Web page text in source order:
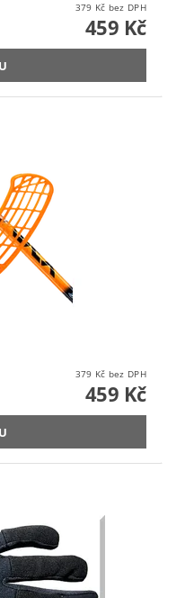
379 Kč bez DPH
459 Kč
379 Kč bez DPH
459 Kč